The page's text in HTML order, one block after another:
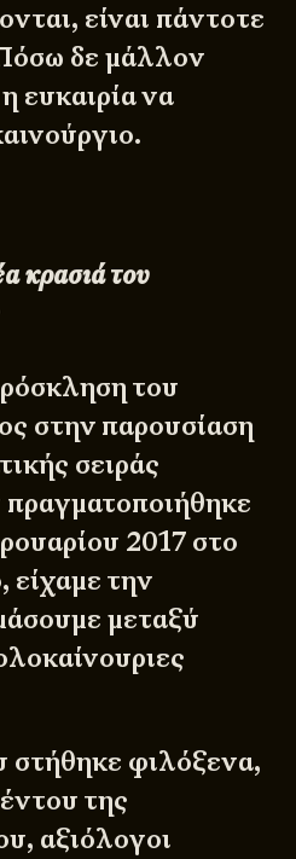
είναι πάντοτε
δε μάλλον
ευκαιρία να
κρασιά του
του
στην παρουσίαση
σειράς
2017 στο
είχαμε την
μεταξύ
στήθηκε φιλόξενα,
της
αξιόλογοι